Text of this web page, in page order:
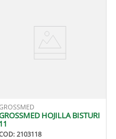
HOJILLA BISTURI
11
: 2103118